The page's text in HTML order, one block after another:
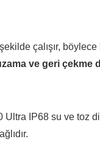
çalışır,
ve geri çekme
Ultra IP68 su ve toz